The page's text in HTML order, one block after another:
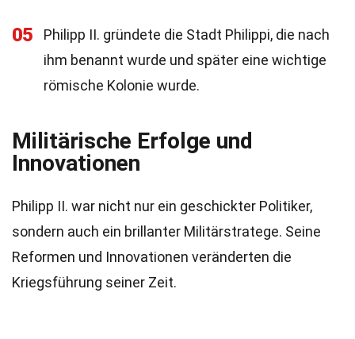
05
Philipp II. gründete die Stadt Philippi, die nach
ihm benannt wurde und später eine wichtige
römische Kolonie wurde.
Militärische Erfolge und
Innovationen
Philipp II. war nicht nur ein geschickter Politiker,
sondern auch ein brillanter Militärstratege. Seine
Reformen und Innovationen veränderten die
Kriegsführung seiner Zeit.